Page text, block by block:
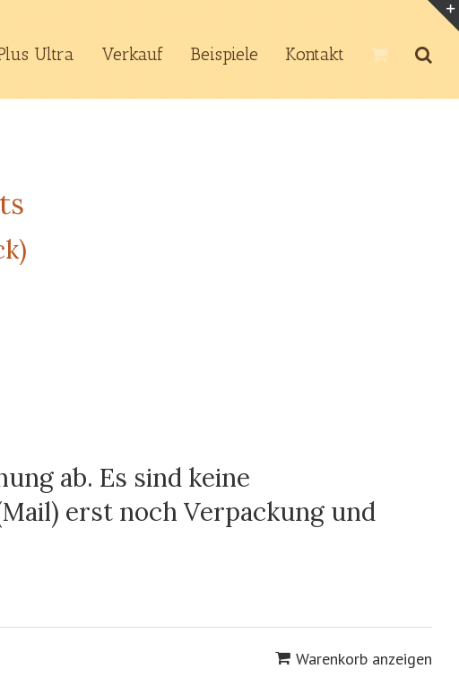
Ultra Verkauf Beispiele Kontakt
ab. Es sind keine
erst noch Verpackung und
Warenkorb anzeigen